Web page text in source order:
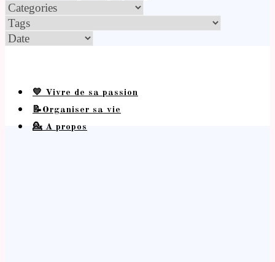
💛 Vivre de sa passion
📝Organiser sa vie
💁 A propos